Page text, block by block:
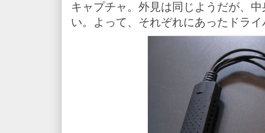
キャプチャ。外見は同じようだが、
い。よって、それぞれにあったドラ